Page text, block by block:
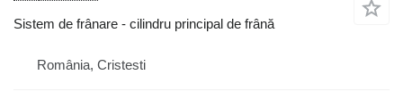
Sistem de frânare - cilindru principal de frână
România, Cristesti